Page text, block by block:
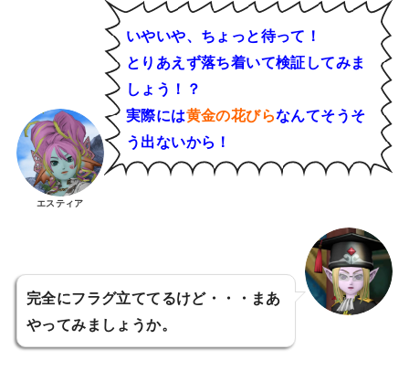
エスティア
いやいや、ちょっと待って！
とりあえず落ち着いて検証してみま
しょう！？
実際には黄金の花びらなんてそうそ
う出ないから！
完全にフラグ立ててるけど・・・まあ
やってみましょうか。